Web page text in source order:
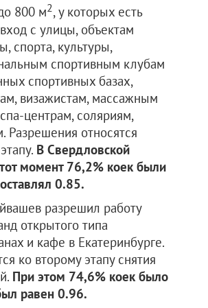
800 м2, у которых есть
с улицы, объектам
спорта, культуры,
спортивным клубам
спортивных базах,
визажистам, массажным
центрам, соляриям,
Разрешения относятся
В Свердловской
момент 76,2% коек были
0.85.
разрешил работу
открытого типа
и кафе в Екатеринбурге.
ко второму этапу снятия
При этом 74,6% коек было
равен 0.96.